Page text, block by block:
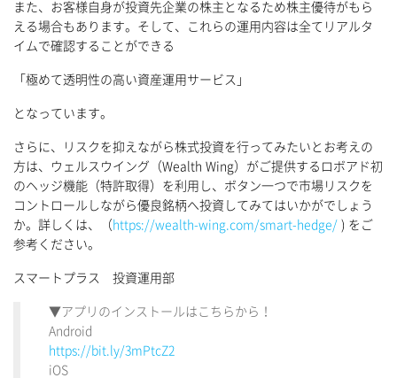
また、お客様自身が投資先企業の株主となるため株主優待がもら
える場合もあります。そして、これらの運用内容は全てリアルタ
イムで確認することができる
「極めて透明性の高い資産運用サービス」
となっています。
さらに、リスクを抑えながら株式投資を行ってみたいとお考えの
方は、ウェルスウイング（Wealth Wing）がご提供するロボアド初
のヘッジ機能（特許取得）を利用し、ボタン一つで市場リスクを
コントロールしながら優良銘柄へ投資してみてはいかがでしょう
か。詳しくは、（ https://wealth-wing.com/smart-hedge/ ) をご
参考ください。
スマートプラス 投資運用部
▼アプリのインストールはこちらから！
Android
https://bit.ly/3mPtcZ2
iOS